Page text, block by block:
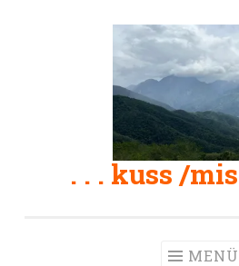
. . . kuss /
MENÜ